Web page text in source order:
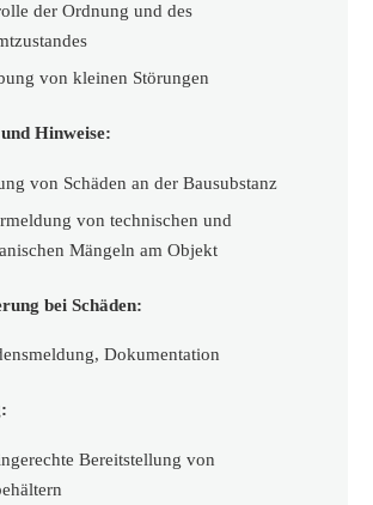
der Ordnung und des
von kleinen Störungen
Hinweise:
von Schäden an der Bausubstanz
von technischen und
Mängeln am Objekt
bei Schäden:
Dokumentation
Bereitstellung von